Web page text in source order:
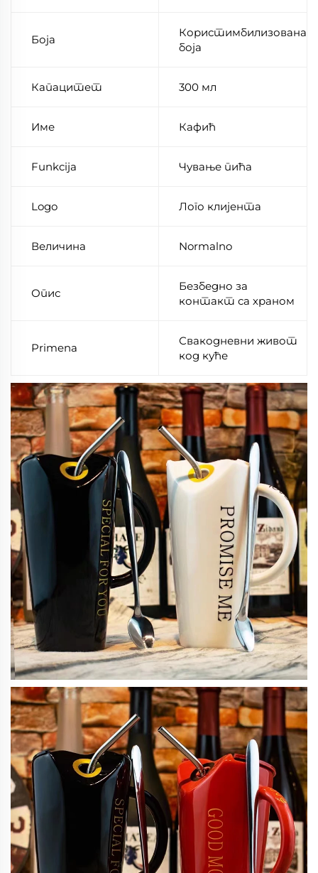
Боја
Користимбилизована
боја
Капацитет 300 мл
Име Кафић
Funkcija Чување пића
Logo Лого клијента
Величина Normalno
Опис
Безбедно за
контакт са храном
Primena
Свакодневни живот
код куће